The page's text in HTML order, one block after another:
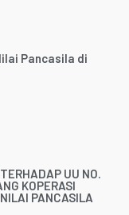
Pancasila di
UU NO.
KOPERASI
PANCASILA